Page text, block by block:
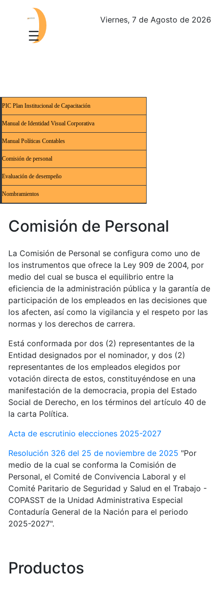
Viernes, 7 de Agosto de 2026
PIC Plan Institucional de Capacitación
Manual de Identidad Visual Corporativa
Manual Políticas Contables
Comisión de personal
Evaluación de desempeño
Nombramientos
Comisión de Personal
La Comisión de Personal se configura como uno de
los instrumentos que ofrece la Ley 909 de 2004, por
medio del cual se busca el equilibrio entre la
eficiencia de la administración pública y la garantía de
participación de los empleados en las decisiones que
los afecten, así como la vigilancia y el respeto por las
normas y los derechos de carrera.
Está conformada por dos (2) representantes de la
Entidad designados por el nominador, y dos (2)
representantes de los empleados elegidos por
votación directa de estos, constituyéndose en una
manifestación de la democracia, propia del Estado
Social de Derecho, en los términos del artículo 40 de
la carta Política.
Acta de escrutinio elecciones 2025-2027
Resolución 326 del 25 de noviembre de 2025 "Por
medio de la cual se conforma la Comisión de
Personal, el Comité de Convivencia Laboral y el
Comité Paritario de Seguridad y Salud en el Trabajo -
COPASST de la Unidad Administrativa Especial
Contaduría General de la Nación para el periodo
2025-2027".
Productos